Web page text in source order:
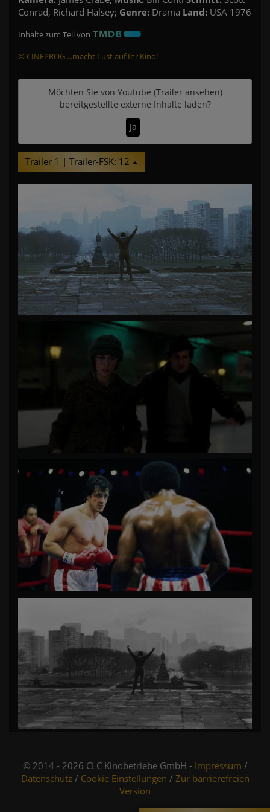
Conrad, Richard Halsey; Genre: Drama Land: USA 1976
Inhalte zum Teil von
© CINEPROG ...macht Lust auf Ihr Kino!
Möchten Sie von Youtube (Trailer ansehen)
bereitgestellte externe Inhalte laden?
Ja
Trailer 1 | Trailer-FSK: 12
© 2014 - 2026 CLC Kinobetriebe GmbH - Impressum /
Datenschutz/ Cookie Einstellungen / Zur barrierefreien
Version